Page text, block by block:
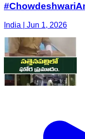
India | Jun 1, 2026